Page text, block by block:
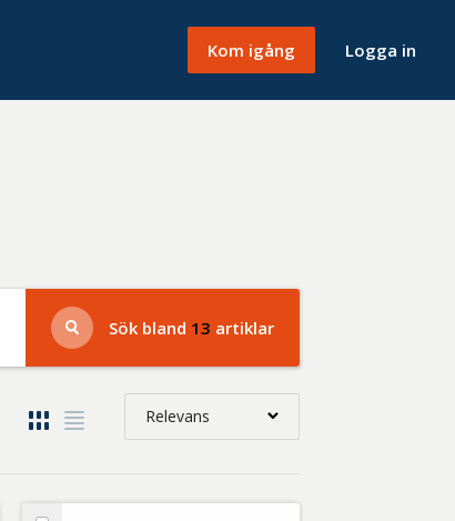
Kom igång Logga in
Sök bland 13 artiklar
Relevans
Nyaste